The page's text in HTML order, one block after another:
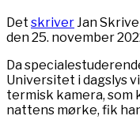
Det skriver Jan
den 25. november
Da
Universitet i dagslys
termisk kamera,
nattens mørke, fik